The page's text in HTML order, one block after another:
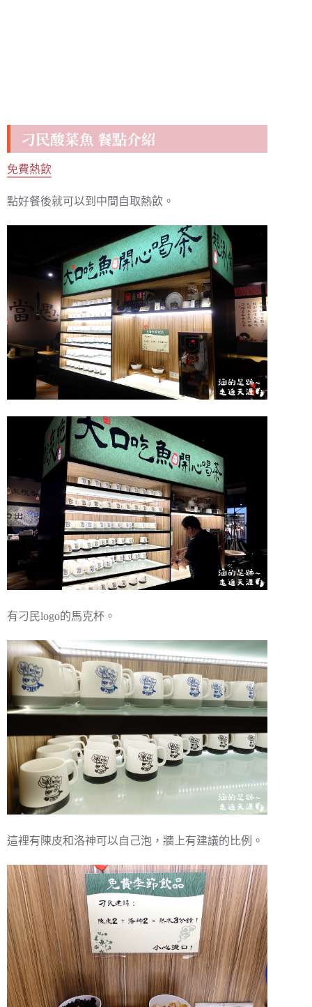
刁民酸菜魚 餐點介紹
免費熱飲
點好餐後就可以到中間自取熱飲。
有刁民logo的馬克杯。
這裡有陳皮和洛神可以自己泡，牆上有建議的比例。